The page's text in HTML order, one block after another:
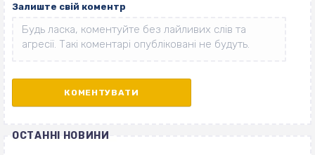
Залиште свій коментр
ОСТАННІ НОВИНИ